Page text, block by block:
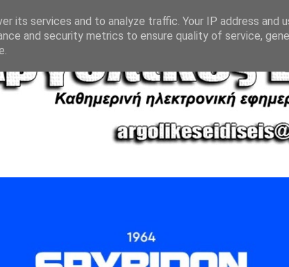
its services and to analyze traffic. Your IP address and
and security metrics to ensure quality of service,